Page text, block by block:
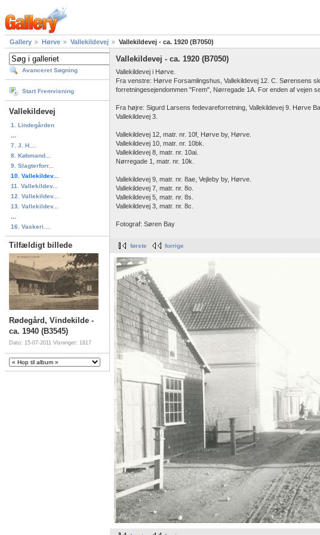
Gallery Hørve Vallekildevej Vallekildevej - ca. 1920 (B7050)
Avanceret Søgning
Start Fremvisning
Vallekildevej
1. Lindegården
7. J. H....
8. Købmand...
9. Slagterforr...
10. Vallekildev...
11. Vallekildev...
12. Vallekildev...
13. Vallekildev...
16. Vaskeri....
Tilfældigt billede
Rødegård, Vindekilde -
ca. 1940 (B3545)
Dato: 15-07-2011 Visninger: 1817
Vallekildevej - ca. 1920 (B7050)
Vallekildevej i Hørve.
Fra venstre: Hørve Forsamlingshus, Vallekildevej 12. C. Sørensens
forretningesejendommen "Frem", Nørregade 1A. For enden af vejen
Fra højre: Sigurd Larsens fedevareforretning, Vallekildevej 9. Hørve
Vallekildevej 3.
Vallekildevej 12, matr. nr. 10f, Hørve by, Hørve.
Vallekildevej 10, matr. nr. 10bk.
Vallekildevej 8, matr. nr. 10ai.
Nørregade 1, matr. nr. 10k.
Vallekildevej 9, matr. nr. 8ae, Vejleby by, Hørve.
Vallekildevej 7, matr. nr. 8o.
Vallekildevej 5, matr. nr. 8s.
Vallekildevej 3, matr. nr. 8c.
Fotograf: Søren Bay
første forrige